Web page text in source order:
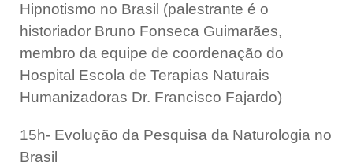
Hipnotismo no Brasil (palestrante é o
historiador Bruno Fonseca Guimarães,
membro da equipe de coordenação do
Hospital Escola de Terapias Naturais
Humanizadoras Dr. Francisco Fajardo)
15h- Evolução da Pesquisa da Naturologia no
Brasil